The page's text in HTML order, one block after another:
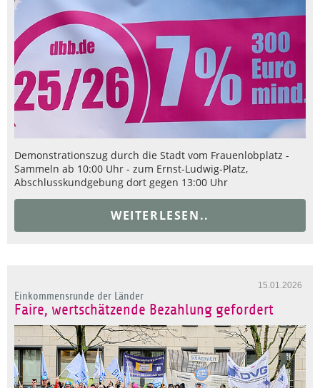
Demonstrationszug durch die Stadt vom Frauenlobplatz -
Sammeln ab 10:00 Uhr - zum Ernst-Ludwig-Platz,
Abschlusskundgebung dort gegen 13:00 Uhr
WEITERLESEN..
15.01.2026
Einkommensrunde der Länder
Faire, wertschätzende Bezahlung gefordert